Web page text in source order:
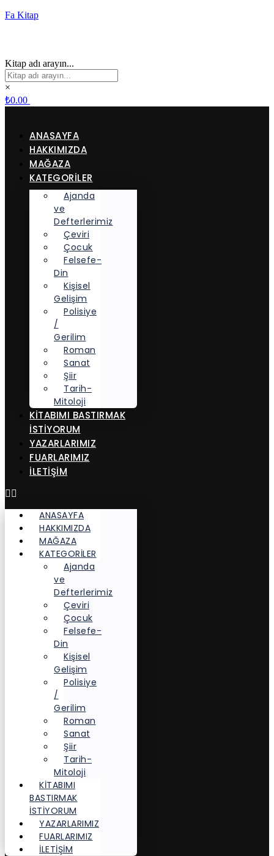
Fa Kitap
Kitap adı arayın...
×
₺0.00
ANASAYFA
HAKKIMIZDA
MAĞAZA
KATEGORİLER
Ajanda
ve
Defterlerimiz
Çeviri
Çocuk
Felsefe-
Din
Kişisel
Gelişim
Polisiye
/
Gerilim
Roman
Sanat
Şiir
Tarih-
Mitoloji
KITABIMI BASTIRMAK
İSTIYORUM
YAZARLARIMIZ
FUARLARIMIZ
İLETİŞİM
ANASAYFA
HAKKIMIZDA
MAĞAZA
KATEGORİLER
Ajanda
ve
Defterlerimiz
Çeviri
Çocuk
Felsefe-
Din
Kişisel
Gelişim
Polisiye
/
Gerilim
Roman
Sanat
Şiir
Tarih-
Mitoloji
KITABIMI
BASTIRMAK
İSTIYORUM
YAZARLARIMIZ
FUARLARIMIZ
İLETİŞİM